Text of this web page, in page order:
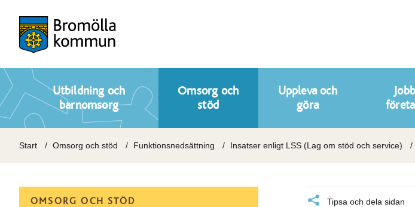
Utbildning och
barnomsorg
Omsorg och
stöd
Uppleva och
göra
Start Omsorg och stöd Funktionsnedsättning Insatser enligt LSS (Lag om stöd och service)
Tipsa och dela sidan
OMSORG OCH STÖD